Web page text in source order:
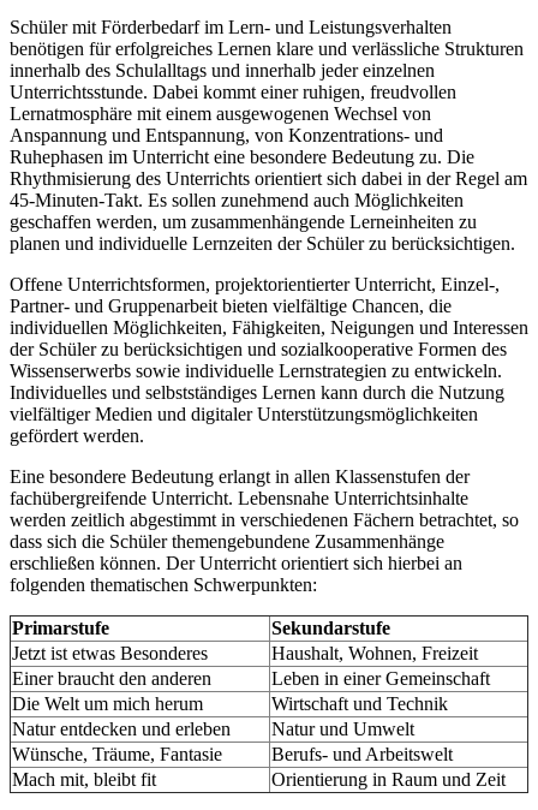
Schüler mit Förderbedarf im Lern- und Leistungsverhalten
benötigen für erfolgreiches Lernen klare und verlässliche Strukturen
innerhalb des Schulalltags und innerhalb jeder einzelnen
Unterrichtsstunde. Dabei kommt einer ruhigen, freudvollen
Lernatmosphäre mit einem ausgewogenen Wechsel von
Anspannung und Entspannung, von Konzentrations- und
Ruhephasen im Unterricht eine besondere Bedeutung zu. Die
Rhythmisierung des Unterrichts orientiert sich dabei in der Regel am
45-Minuten-Takt. Es sollen zunehmend auch Möglichkeiten
geschaffen werden, um zusammenhängende Lerneinheiten zu
planen und individuelle Lernzeiten der Schüler zu berücksichtigen.
Offene Unterrichtsformen, projektorientierter Unterricht, Einzel-,
Partner- und Gruppenarbeit bieten vielfältige Chancen, die
individuellen Möglichkeiten, Fähigkeiten, Neigungen und Interessen
der Schüler zu berücksichtigen und sozialkooperative Formen des
Wissenserwerbs sowie individuelle Lernstrategien zu entwickeln.
Individuelles und selbstständiges Lernen kann durch die Nutzung
vielfältiger Medien und digitaler Unterstützungsmöglichkeiten
gefördert werden.
Eine besondere Bedeutung erlangt in allen Klassenstufen der
fachübergreifende Unterricht. Lebensnahe Unterrichtsinhalte
werden zeitlich abgestimmt in verschiedenen Fächern betrachtet, so
dass sich die Schüler themengebundene Zusammenhänge
erschließen können. Der Unterricht orientiert sich hierbei an
folgenden thematischen Schwerpunkten:
Primarstufe
Sekundarstufe
Jetzt ist etwas Besonderes
Haushalt, Wohnen, Freizeit
Einer braucht den anderen
Leben in einer Gemeinschaft
Die Welt um mich herum
Wirtschaft und Technik
Natur entdecken und erleben
Natur und Umwelt
Wünsche, Träume, Fantasie
Berufs- und Arbeitswelt
Mach mit, bleibt fit
Orientierung in Raum und Zeit